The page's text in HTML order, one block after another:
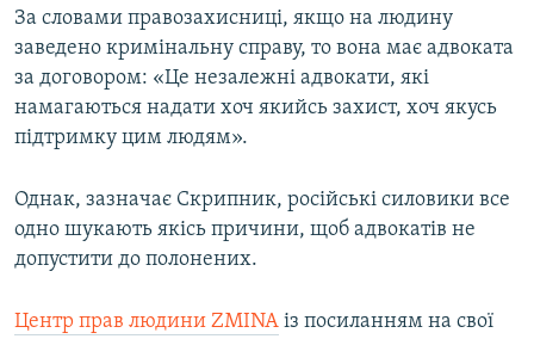
За словами правозахисниці, якщо на людину
заведено кримінальну справу, то вона має адвоката
за договором: «Це незалежні адвокати, які
намагаються надати хоч якийсь захист, хоч якусь
підтримку цим людям».
Однак, зазначає Скрипник, російські силовики все
одно шукають якісь причини, щоб адвокатів не
допустити до полонених.
Центр прав людини ZMINA із посиланням на свої